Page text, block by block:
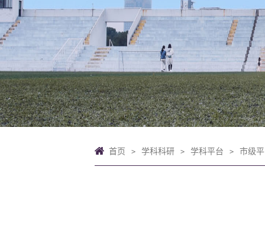
首页 > 学科科研 > 学科平台 > 市级